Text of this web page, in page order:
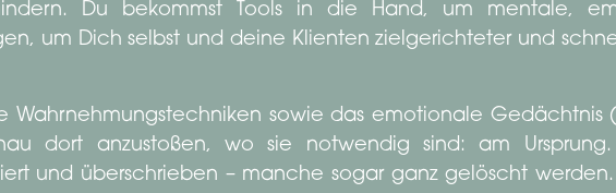
Du bekommst Tools in die Hand, um mentale,
um Dich selbst und deine Klienten zielgerichteter und
Wahrnehmungstechniken sowie das emotionale Gedächtnis
dort anzustoßen, wo sie notwendig sind: am Ursprung.
und überschrieben – manche sogar ganz gelöscht